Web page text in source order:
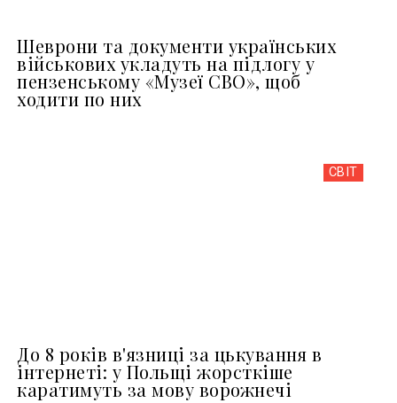
Шеврони та документи українських
військових укладуть на підлогу у
пензенському «Музеї СВО», щоб
ходити по них
СВІТ
До 8 років в'язниці за цькування в
інтернеті: у Польщі жорсткіше
каратимуть за мову ворожнечі